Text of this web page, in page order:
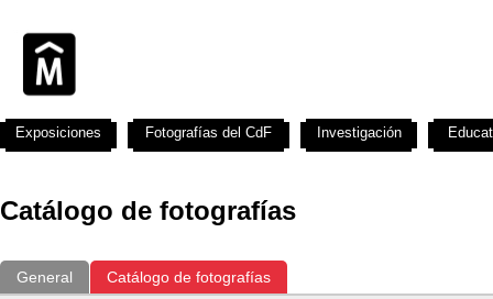
Catálogo de fotografías
General Catálogo de fotografías
Exposiciones Fotografías del CdF Investigación